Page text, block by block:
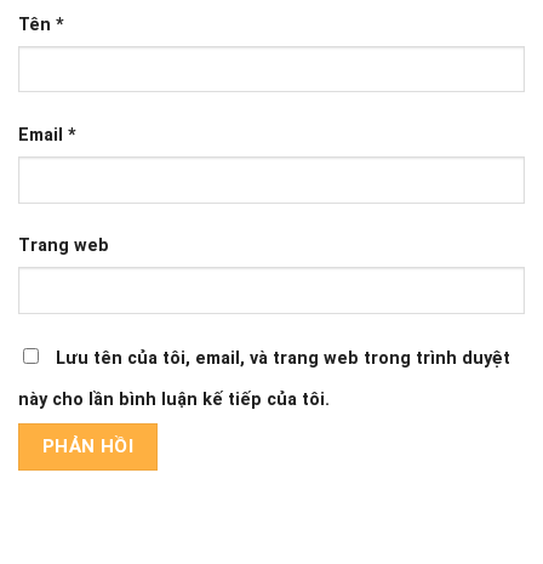
Tên *
Email *
Trang web
Lưu tên của tôi, email, và trang web trong trình duyệt
này cho lần bình luận kế tiếp của tôi.